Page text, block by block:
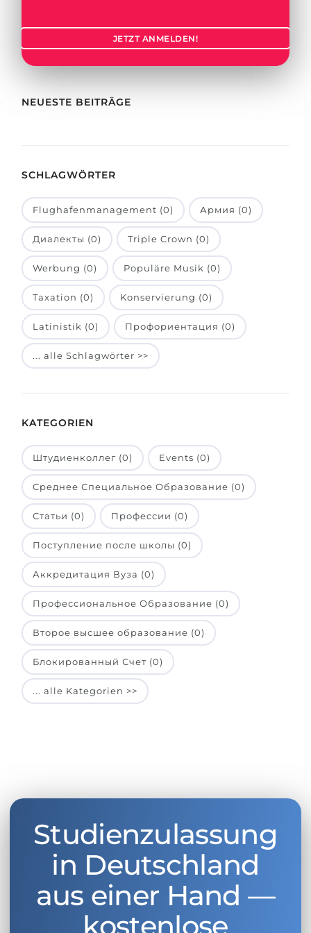
BERUFE
Beispiel-Stellenangebote
Holland-Test
Interessenkarte-Test
RIASEC-Test
Erfolgzu
100%
Unsere Studierenden werden
BERATUNG!
BEWERBEN FÜR FACHRICHTUNG …
Medizin
Physik
BEWERBEN AUS …
Russland
Ukraine
Kasachstan
Aserbaidschan
Armenien
Belarus
Anderes Land
JETZT ANMELDEN!
NEUESTE BEITRÄGE
SCHLAGWÖRTER
Flughafenmanagement (0) Армия (0)
Диалекты (0) Triple Crown (0)
Werbung (0) Populäre Musik (0)
Taxation (0) Konservierung (0)
Latinistik (0) Профориентация (0)
... alle Schlagwörter >>
KATEGORIEN
Штудиенколлег (0) Events (0)
Среднее Специальное Образование (0)
Статьи (0) Профессии (0)
Поступление после школы (0)
Аккредитация Вуза (0)
Профессиональное Образование (0)
Второе высшее образование (0)
Блокированный Счет (0)
... alle Kategorien >>
Studienzulassung
in Deutschland
aus einer Hand —
kostenlose